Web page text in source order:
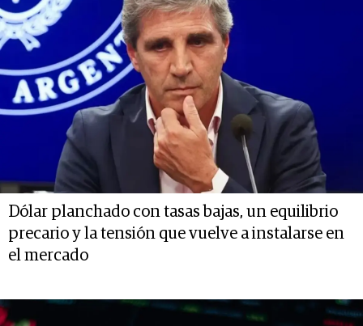
Dólar planchado con tasas bajas, un equilibrio
precario y la tensión que vuelve a instalarse en
el mercado